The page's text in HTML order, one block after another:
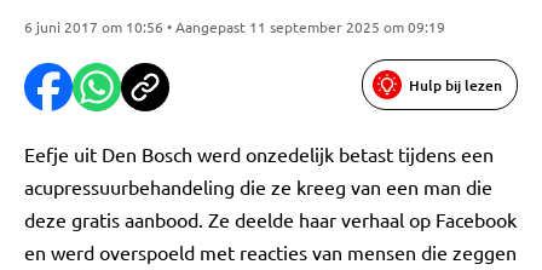
6 juni 2017 om 10:56 • Aangepast 11 september 2025 om 09:19
Hulp bij lezen
Eefje uit Den Bosch werd onzedelijk betast tijdens een
acupressuurbehandeling die ze kreeg van een man die
deze gratis aanbood. Ze deelde haar verhaal op Facebook
en werd overspoeld met reacties van mensen die zeggen